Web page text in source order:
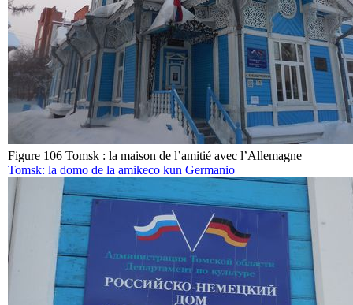
Figure 106 Tomsk : la maison de l’amitié avec l’Allemagne
Tomsk: la domo de la amikeco kun Germanio